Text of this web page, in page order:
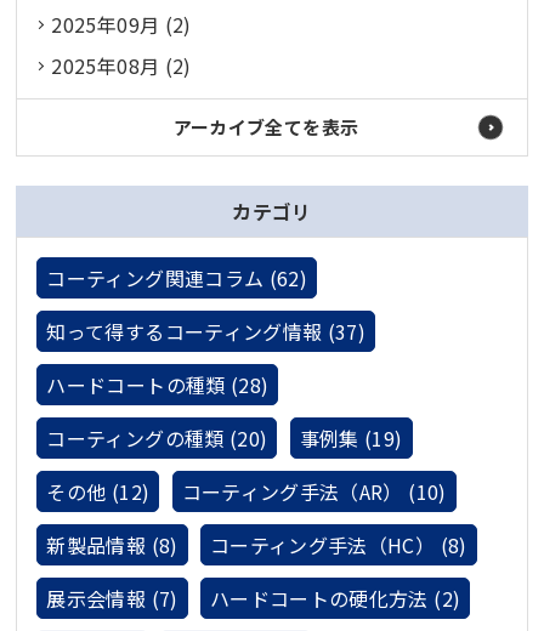
2025年09月 (2)
2025年08月 (2)
アーカイブ全てを表示
カテゴリ
コーティング関連コラム (62)
知って得するコーティング情報 (37)
ハードコートの種類 (28)
コーティングの種類 (20)
事例集 (19)
その他 (12)
コーティング手法（AR） (10)
新製品情報 (8)
コーティング手法（HC） (8)
展示会情報 (7)
ハードコートの硬化方法 (2)